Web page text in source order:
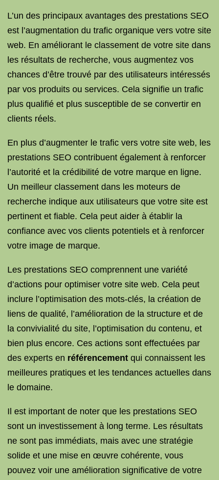
L’un des principaux avantages des prestations SEO
est l’augmentation du trafic organique vers votre site
web. En améliorant le classement de votre site dans
les résultats de recherche, vous augmentez vos
chances d’être trouvé par des utilisateurs intéressés
par vos produits ou services. Cela signifie un trafic
plus qualifié et plus susceptible de se convertir en
clients réels.
En plus d’augmenter le trafic vers votre site web, les
prestations SEO contribuent également à renforcer
l’autorité et la crédibilité de votre marque en ligne.
Un meilleur classement dans les moteurs de
recherche indique aux utilisateurs que votre site est
pertinent et fiable. Cela peut aider à établir la
confiance avec vos clients potentiels et à renforcer
votre image de marque.
Les prestations SEO comprennent une variété
d’actions pour optimiser votre site web. Cela peut
inclure l’optimisation des mots-clés, la création de
liens de qualité, l’amélioration de la structure et de
la convivialité du site, l’optimisation du contenu, et
bien plus encore. Ces actions sont effectuées par
des experts en référencement qui connaissent les
meilleures pratiques et les tendances actuelles dans
le domaine.
Il est important de noter que les prestations SEO
sont un investissement à long terme. Les résultats
ne sont pas immédiats, mais avec une stratégie
solide et une mise en œuvre cohérente, vous
pouvez voir une amélioration significative de votre